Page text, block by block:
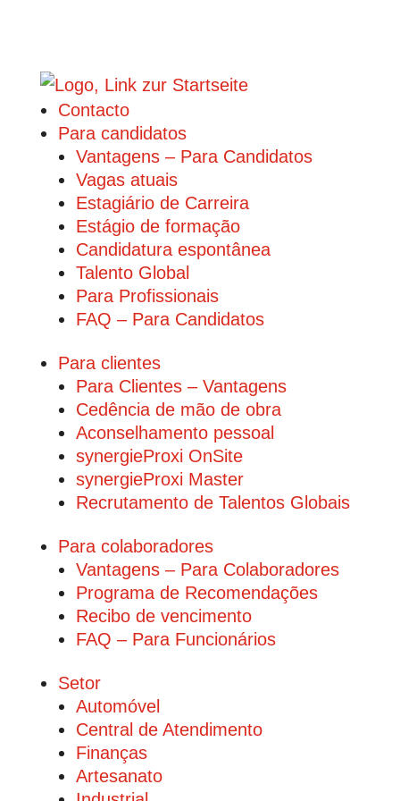
Contacto
Para candidatos
Vantagens – Para Candidatos
Vagas atuais
Estagiário de Carreira
Estágio de formação
Candidatura espontânea
Talento Global
Para Profissionais
FAQ – Para Candidatos
Para clientes
Para Clientes – Vantagens
Cedência de mão de obra
Aconselhamento pessoal
synergieProxi OnSite
synergieProxi Master
Recrutamento de Talentos Globais
Para colaboradores
Vantagens – Para Colaboradores
Programa de Recomendações
Recibo de vencimento
FAQ – Para Funcionários
Setor
Automóvel
Central de Atendimento
Finanças
Artesanato